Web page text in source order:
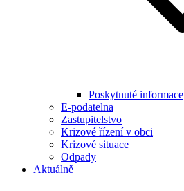
Poskytnuté informace
E-podatelna
Zastupitelstvo
Krizové řízení v obci
Krizové situace
Odpady
Aktuálně